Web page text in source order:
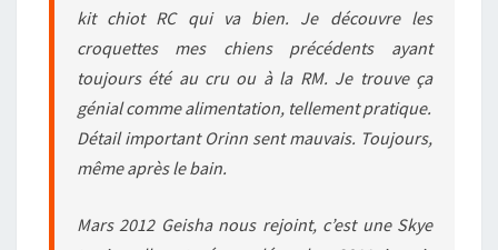
kit chiot RC qui va bien. Je découvre les
croquettes mes chiens précédents ayant
toujours été au cru ou à la RM. Je trouve ça
génial comme alimentation, tellement pratique.
Détail important Orinn sent mauvais. Toujours,
même après le bain.
Mars 2012 Geisha nous rejoint, c’est une Skye